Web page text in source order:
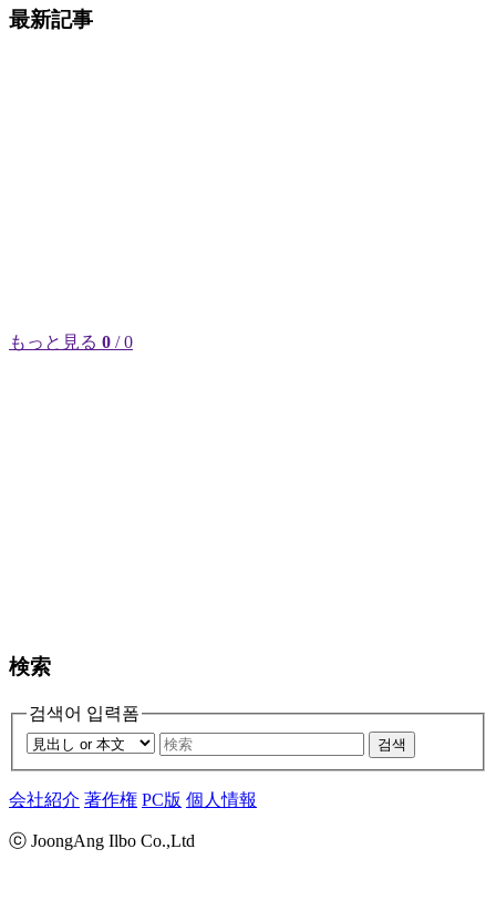
最新記事
もっと見る 0 / 0
検索
검색어 입력폼
검색
会社紹介 著作権 PC版 個人情報
ⓒ JoongAng Ilbo Co.,Ltd